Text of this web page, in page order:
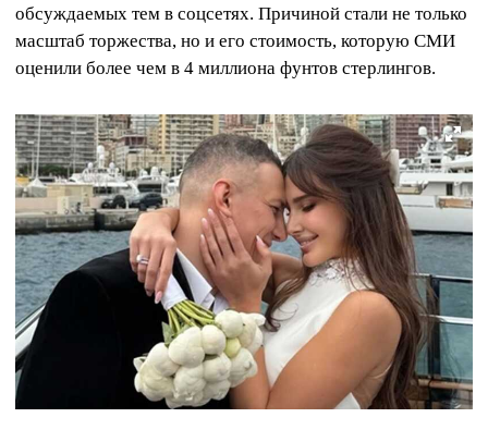
обсуждаемых тем в соцсетях. Причиной стали не только
масштаб торжества, но и его стоимость, которую СМИ
оценили более чем в 4 миллиона фунтов стерлингов.